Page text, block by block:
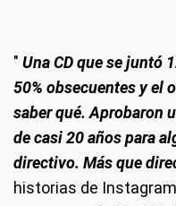
" Una CD que se juntó
50% obsecuentes y el
saber qué. Aprobaron
de casi 20 años para
directivo. Más que
historias de